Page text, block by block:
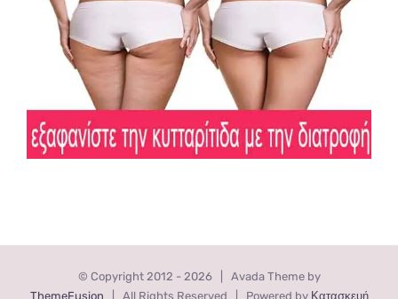
© Copyright 2012 - 2026 | Avada Theme by
ThemeFusion | All Rights Reserved | Powered by Κατασκευή